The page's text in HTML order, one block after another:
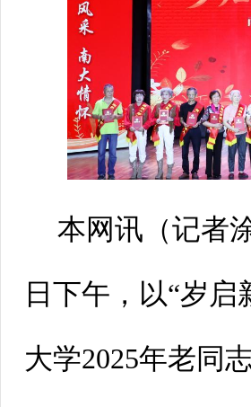
本网讯（记者
日下午，以“岁
大学2025年老同